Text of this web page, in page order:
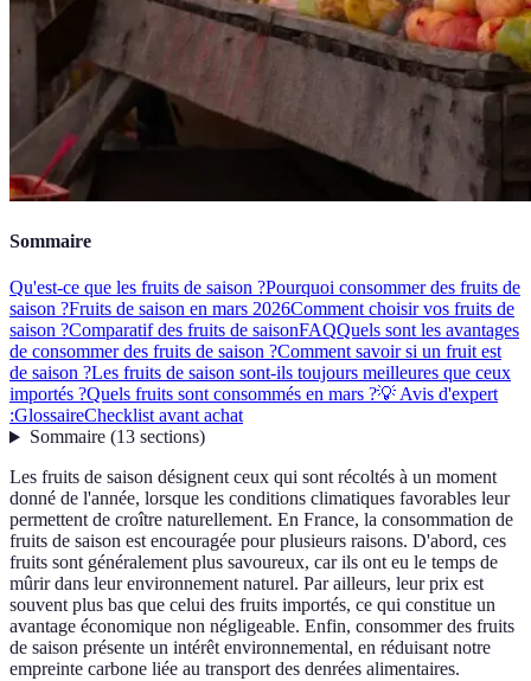
Sommaire
Qu'est-ce que les fruits de saison ?Pourquoi consommer des fruits de
saison ?Fruits de saison en mars 2026Comment choisir vos fruits de
saison ?Comparatif des fruits de saisonFAQQuels sont les avantages
de consommer des fruits de saison ?Comment savoir si un fruit est
de saison ?Les fruits de saison sont-ils toujours meilleures que ceux
importés ?Quels fruits sont consommés en mars ?💡 Avis d'expert
:GlossaireChecklist avant achat
Sommaire(13 sections)
Les fruits de saison désignent ceux qui sont récoltés à un moment
donné de l'année, lorsque les conditions climatiques favorables leur
permettent de croître naturellement. En France, la consommation de
fruits de saison est encouragée pour plusieurs raisons. D'abord, ces
fruits sont généralement plus savoureux, car ils ont eu le temps de
mûrir dans leur environnement naturel. Par ailleurs, leur prix est
souvent plus bas que celui des fruits importés, ce qui constitue un
avantage économique non négligeable. Enfin, consommer des fruits
de saison présente un intérêt environnemental, en réduisant notre
empreinte carbone liée au transport des denrées alimentaires.